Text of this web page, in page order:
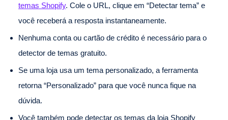
temas Shopify. Cole o URL, clique em “Detectar tema” e
você receberá a resposta instantaneamente.
Nenhuma conta ou cartão de crédito é necessário para o
detector de temas gratuito.
Se uma loja usa um tema personalizado, a ferramenta
retorna “Personalizado” para que você nunca fique na
dúvida.
Você também pode detectar os temas da loja Shopify